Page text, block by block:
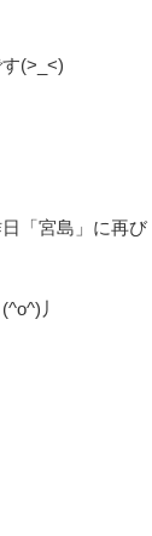
(>_<)
「宮島」に再び
丿